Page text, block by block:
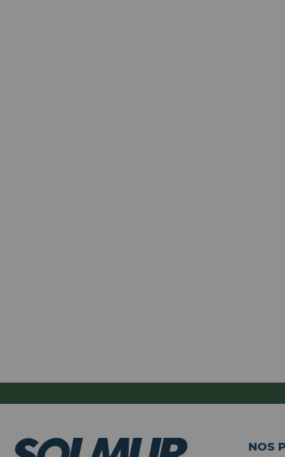
NOS